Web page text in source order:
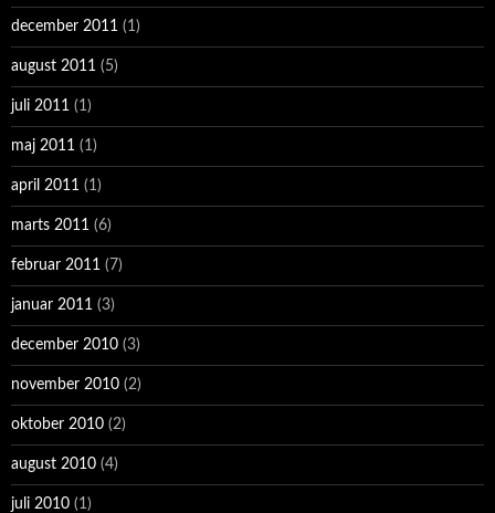
december 2011 (1)
august 2011 (5)
juli 2011 (1)
maj 2011 (1)
april 2011 (1)
marts 2011 (6)
februar 2011 (7)
januar 2011 (3)
december 2010 (3)
november 2010 (2)
oktober 2010 (2)
august 2010 (4)
juli 2010 (1)